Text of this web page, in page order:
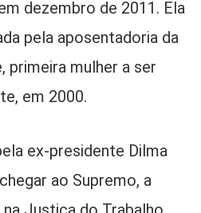
dezembro de 2011. Ela
pela aposentadoria da
primeira mulher a ser
em 2000.
ex-presidente Dilma
ao Supremo, a